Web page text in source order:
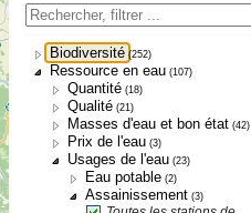
Biodiversité (252)
Ressource en eau (107)
Quantité (18)
Qualité (21)
Masses d'eau et bon état (42)
Prix de l'eau (3)
Usages de l'eau (23)
Eau potable (2)
Assainissement (3)